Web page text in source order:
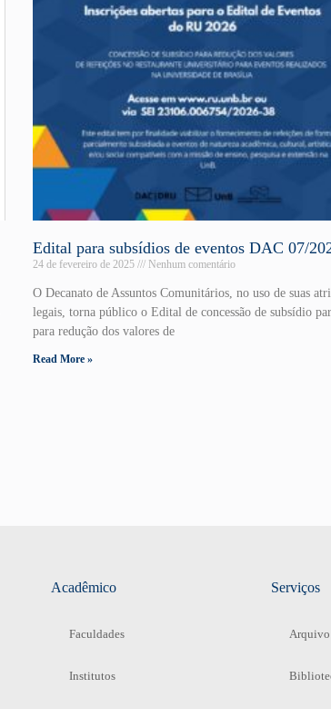
Edital para subsídios de eventos DAC 07/
24 de fevereiro de 2025 Nenhum comentário
O Decanato de Assuntos Comunitários, no uso de suas
legais, torna público o Edital de concessão de subsídio
para redução dos valores de
Read More »
Acadêmico
Faculdades
Institutos
Serviços